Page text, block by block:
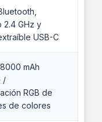
2.4 GHz y
USB-C
mAh
/
RGB de
de colores